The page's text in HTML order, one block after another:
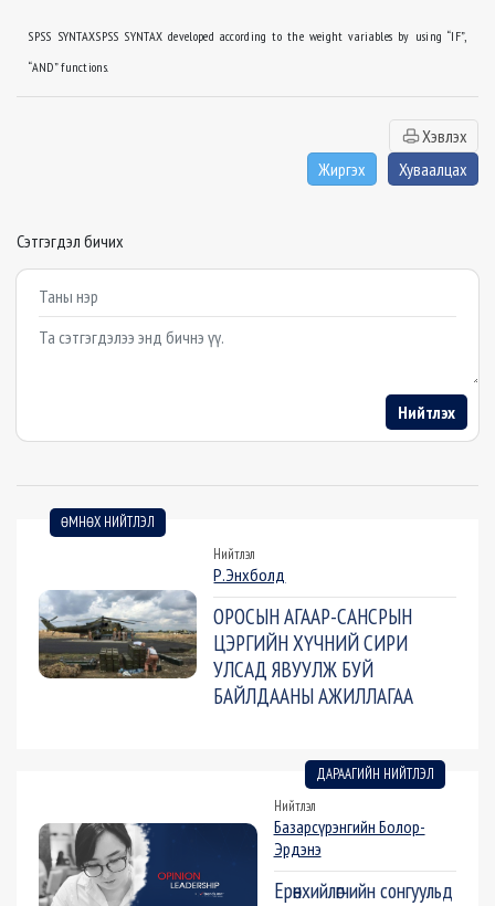
SPSS SYNTAXSPSS SYNTAX developed according to the weight variables by using “IF”,
“AND” functions.
Хэвлэх
Жиргэх
Хуваалцах
Сэтгэгдэл бичих
Example textarea
Нийтлэх
ӨМНӨХ НИЙТЛЭЛ
Нийтлэл
Р.Энхболд
ОРОСЫН АГААР-САНСРЫН
ЦЭРГИЙН ХҮЧНИЙ СИРИ
УЛСАД ЯВУУЛЖ БУЙ
БАЙЛДААНЫ АЖИЛЛАГАА
ДАРААГИЙН НИЙТЛЭЛ
Нийтлэл
Базарсүрэнгийн Болор-
Эрдэнэ
Ерөнхийлөгчийн сонгуульд